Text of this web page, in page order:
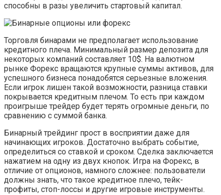
способны в разы увеличить стартовый капитал.
Торговля бинарами не предполагает использование
кредитного плеча. Минимальный размер депозита для
некоторых компаний составляет 10$. На валютном
рынке Форекс вращаются крупные суммы активов, для
успешного бизнеса понадобятся серьезные вложения.
Если игрок лишен такой возможности, разница ставки
покрывается кредитным плечом. То есть при каждом
проигрыше трейдер будет терять огромные деньги, по
сравнению с суммой банка.
Бинарный трейдинг прост в восприятии даже для
начинающих игроков. Достаточно выбрать событие,
определиться со ставкой и сроком. Сделка заключается
нажатием на одну из двух кнопок. Игра на Форекс, в
отличие от опционов, намного сложнее: пользователи
должны знать, что такое кредитное плечо, тейк-
профиты, стоп-лоссы и другие игровые инструменты.